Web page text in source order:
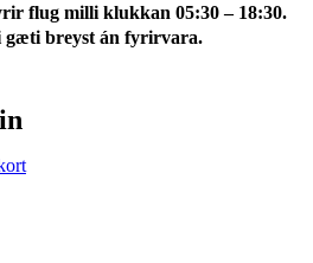
flug milli klukkan 05:30 – 18:30.
gæti breyst án fyrirvara.